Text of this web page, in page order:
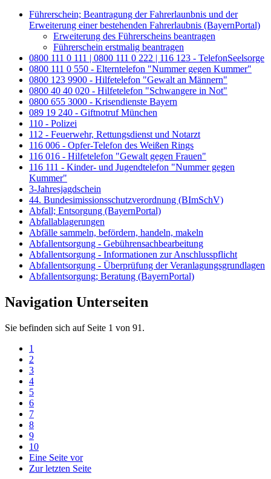
Führerschein; Beantragung der Fahrerlaunbnis und der
Erweiterung einer bestehenden Fahrerlaubnis (BayernPortal)
Erweiterung des Führerscheins beantragen
Führerschein erstmalig beantragen
0800 111 0 111 | 0800 111 0 222 | 116 123 - TelefonSeelsorge
0800 111 0 550 - Elterntelefon "Nummer gegen Kummer"
0800 123 9900 - Hilfetelefon "Gewalt an Männern"
0800 40 40 020 - Hilfetelefon "Schwangere in Not"
0800 655 3000 - Krisendienste Bayern
089 19 240 - Giftnotruf München
110 - Polizei
112 - Feuerwehr, Rettungsdienst und Notarzt
116 006 - Opfer-Telefon des Weißen Rings
116 016 - Hilfetelefon "Gewalt gegen Frauen"
116 111 - Kinder- und Jugendtelefon "Nummer gegen
Kummer"
3-Jahresjagdschein
44. Bundesimissionsschutzverordnung (BImSchV)
Abfall; Entsorgung (BayernPortal)
Abfallablagerungen
Abfälle sammeln, befördern, handeln, makeln
Abfallentsorgung - Gebührensachbearbeitung
Abfallentsorgung - Informationen zur Anschlusspflicht
Abfallentsorgung - Überprüfung der Veranlagungsgrundlagen
Abfallentsorgung; Beratung (BayernPortal)
Navigation Unterseiten
Sie befinden sich auf Seite 1 von 91.
1
2
3
4
5
6
7
8
9
10
Eine Seite vor
Zur letzten Seite